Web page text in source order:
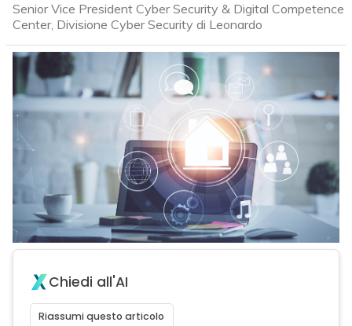
Senior Vice President Cyber Security & Digital Competence
Center, Divisione Cyber Security di Leonardo
Chiedi all'AI
Riassumi questo articolo